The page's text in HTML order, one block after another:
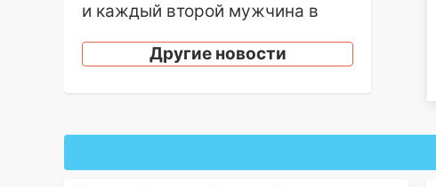
и каждый второй мужчина в
алопецией»: врач рассказал,
чем может быть вызвано
03:30 Гороскоп на 7 августа:
Другие новости